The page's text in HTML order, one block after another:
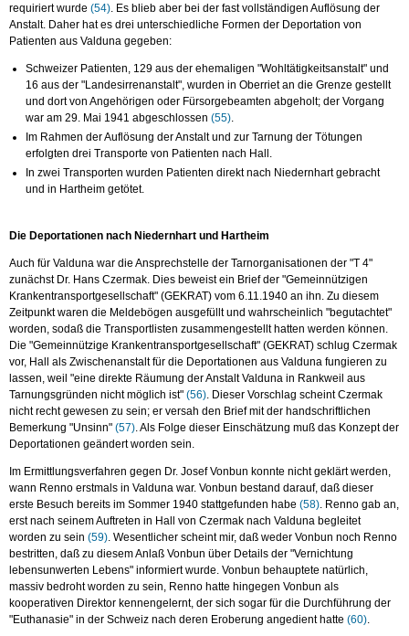
requiriert wurde (54). Es blieb aber bei der fast vollständigen Auflösung der
Anstalt. Daher hat es drei unterschiedliche Formen der Deportation von
Patienten aus Valduna gegeben:
Schweizer Patienten, 129 aus der ehemaligen "Wohltätigkeitsanstalt" und
16 aus der "Landesirrenanstalt", wurden in Oberriet an die Grenze gestellt
und dort von Angehörigen oder Fürsorgebeamten abgeholt; der Vorgang
war am 29. Mai 1941 abgeschlossen (55).
Im Rahmen der Auflösung der Anstalt und zur Tarnung der Tötungen
erfolgten drei Transporte von Patienten nach Hall.
In zwei Transporten wurden Patienten direkt nach Niedernhart gebracht
und in Hartheim getötet.
Die Deportationen nach Niedernhart und Hartheim
Auch für Valduna war die Ansprechstelle der Tarnorganisationen der "T 4"
zunächst Dr. Hans Czermak. Dies beweist ein Brief der "Gemeinnützigen
Krankentransportgesellschaft" (GEKRAT) vom 6.11.1940 an ihn. Zu diesem
Zeitpunkt waren die Meldebögen ausgefüllt und wahrscheinlich "begutachtet"
worden, sodaß die Transportlisten zusammengestellt hatten werden können.
Die "Gemeinnützige Krankentransportgesellschaft" (GEKRAT) schlug Czermak
vor, Hall als Zwischenanstalt für die Deportationen aus Valduna fungieren zu
lassen, weil "eine direkte Räumung der Anstalt Valduna in Rankweil aus
Tarnungsgründen nicht möglich ist" (56). Dieser Vorschlag scheint Czermak
nicht recht gewesen zu sein; er versah den Brief mit der handschriftlichen
Bemerkung "Unsinn" (57). Als Folge dieser Einschätzung muß das Konzept der
Deportationen geändert worden sein.
Im Ermittlungsverfahren gegen Dr. Josef Vonbun konnte nicht geklärt werden,
wann Renno erstmals in Valduna war. Vonbun bestand darauf, daß dieser
erste Besuch bereits im Sommer 1940 stattgefunden habe (58). Renno gab an,
erst nach seinem Auftreten in Hall von Czermak nach Valduna begleitet
worden zu sein (59). Wesentlicher scheint mir, daß weder Vonbun noch Renno
bestritten, daß zu diesem Anlaß Vonbun über Details der "Vernichtung
lebensunwerten Lebens" informiert wurde. Vonbun behauptete natürlich,
massiv bedroht worden zu sein, Renno hatte hingegen Vonbun als
kooperativen Direktor kennengelernt, der sich sogar für die Durchführung der
"Euthanasie" in der Schweiz nach deren Eroberung angedient hatte (60).